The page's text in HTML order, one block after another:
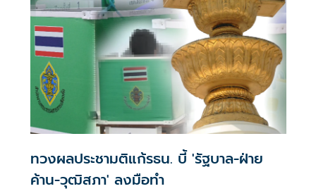
ทวงผลประชามติแก้รธน. บี้ 'รัฐบาล-ฝ่าย
ค้าน-วุฒิสภา' ลงมือทำ